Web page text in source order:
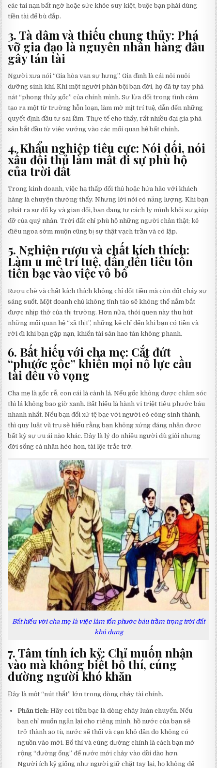
các tai nạn bất ngờ hoặc sức khỏe suy kiệt, buộc bạn phải dùng
tiền tài để bù đắp.
3. Tà dâm và thiếu chung thủy: Phá
vỡ gia đạo là nguyên nhân hàng đầu
gây tán tài
Người xưa nói “Gia hòa vạn sự hưng”. Gia đình là cái nôi nuôi
dưỡng sinh khí. Khi một người phản bội bạn đời, họ đã tự tay phá
nát “phong thủy gốc” của chính mình. Sự lừa dối trong tình cảm
tạo ra một từ trường hỗn loạn, làm mờ mịt trí tuệ, dẫn đến những
quyết định đầu tư sai lầm. Thực tế cho thấy, rất nhiều đại gia phá
sản bắt đầu từ việc vướng vào các mối quan hệ bất chính.
4. Khẩu nghiệp tiêu cực: Nói dối, nói
xấu đối thủ làm mất đi sự phù hộ
của trời đất
Trong kinh doanh, việc hạ thấp đối thủ hoặc hứa hão với khách
hàng là chuyện thường thấy. Nhưng lời nói có năng lượng. Khi bạn
phát ra sự đố kỵ và gian dối, bạn đang tự cách ly mình khỏi sự giúp
đỡ của quý nhân. Trời đất chỉ phù hộ những người chân thật; kẻ
điêu ngoa sớm muộn cũng bị sự thật vạch trần và cô lập.
5. Nghiện rượu và chất kích thích:
Làm u mê trí tuệ, dẫn đến tiêu tốn
tiền bạc vào việc vô bổ
Rượu chè và chất kích thích không chỉ đốt tiền mà còn đốt cháy sự
sáng suốt. Một doanh chủ không tỉnh táo sẽ không thể nắm bắt
được nhịp thở của thị trường. Hơn nữa, thói quen này thu hút
những mối quan hệ “xã thịt”, những kẻ chỉ đến khi bạn có tiền và
rời đi khi bạn gặp nạn, khiến tài sản hao tán không phanh.
6. Bất hiếu với cha mẹ: Cắt đứt
“phước gốc” khiến mọi nỗ lực cầu
tài đều vô vọng
Cha mẹ là gốc rễ, con cái là cành lá. Nếu gốc không được chăm sóc
thì lá không bao giờ xanh. Bất hiếu là hành vi triệt tiêu phước báu
nhanh nhất. Nếu bạn đối xử tệ bạc với người có công sinh thành,
thì quy luật vũ trụ sẽ hiểu rằng bạn không xứng đáng nhận được
bất kỳ sự ưu ái nào khác. Đây là lý do nhiều người dù giỏi nhưng
đời sống cá nhân héo hon, tài lộc trắc trở.
Bất hiếu với cha mẹ là việc làm tổn phước báu trầm trọng trời đất
khó dung
7. Tâm tính ích kỷ: Chỉ muốn nhận
vào mà không biết bố thí, cúng
dường người khó khăn
Đây là một “nút thắt” lớn trong dòng chảy tài chính.
Phân tích: Hãy coi tiền bạc là dòng chảy luân chuyển. Nếu
bạn chỉ muốn ngăn lại cho riêng mình, hồ nước của bạn sẽ
trở thành ao tù, nước sẽ thối và cạn khô dần do không có
nguồn vào mới. Bố thí và cúng dường chính là cách bạn mở
rộng “đường ống” để nước mới chảy vào dồi dào hơn.
Người ích kỷ giống như người giữ chặt tay lại, họ không để